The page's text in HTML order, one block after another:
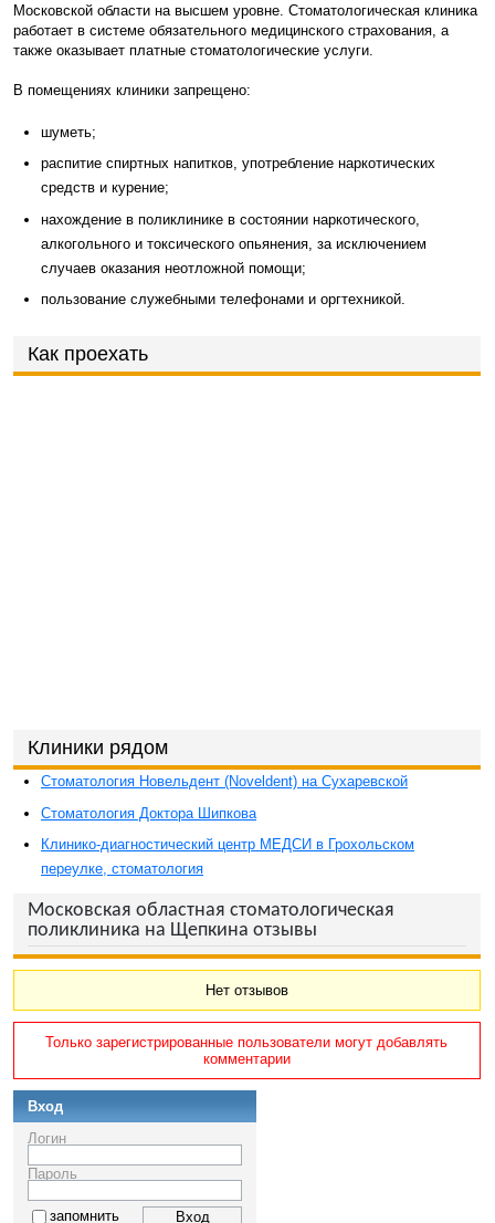
Московской области на высшем уровне. Стоматологическая клиника
работает в системе обязательного медицинского страхования, а
также оказывает платные стоматологические услуги.
В помещениях клиники запрещено:
шуметь;
распитие спиртных напитков, употребление наркотических
средств и курение;
нахождение в поликлинике в состоянии наркотического,
алкогольного и токсического опьянения, за исключением
случаев оказания неотложной помощи;
пользование служебными телефонами и оргтехникой.
Как проехать
Клиники рядом
Стоматология Новельдент (Noveldent) на Сухаревской
Стоматология Доктора Шипкова
Клинико-диагностический центр МЕДСИ в Грохольском
переулке, стоматология
Московская областная стоматологическая
поликлиника на Щепкина отзывы
Нет отзывов
Только зарегистрированные пользователи могут добавлять
комментарии
Вход
Логин
Пароль
запомнить